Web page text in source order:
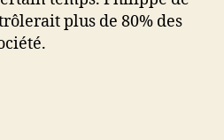
plus de 80% des